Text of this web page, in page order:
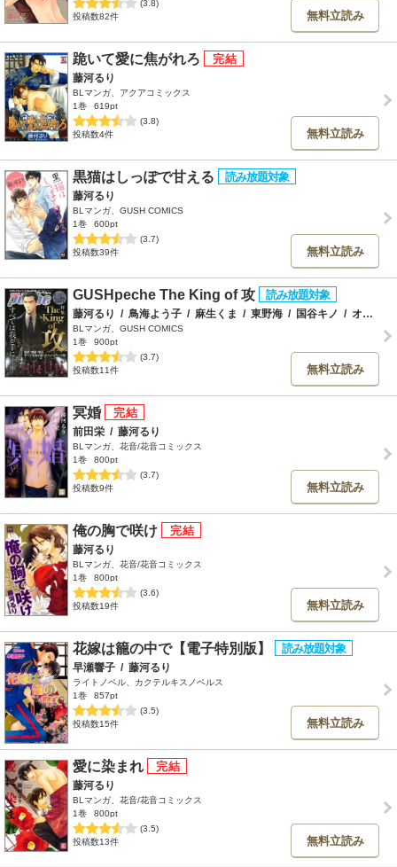
(3.8)
投稿数82件
無料立読み
跪いて愛に焦がれろ
藤河るり
BLマンガ、アクアコミックス
1巻
619pt
(3.8)
投稿数4件
無料立読み
黒猫はしっぽで甘える
藤河るり
BLマンガ、GUSH COMICS
1巻
600pt
(3.7)
投稿数39件
無料立読み
GUSHpeche The King of 攻
藤河るり / 鳥海よう子 / 麻生くま / 東野海 / 国谷キノ / オオヒラヨウ
BLマンガ、GUSH COMICS
1巻
900pt
(3.7)
投稿数11件
無料立読み
冥婚
前田栄 / 藤河るり
BLマンガ、花音/花音コミックス
1巻
800pt
(3.7)
投稿数9件
無料立読み
俺の胸で咲け
藤河るり
BLマンガ、花音/花音コミックス
1巻
800pt
(3.6)
投稿数19件
無料立読み
花嫁は籠の中で【電子特別版】
早瀬響子 / 藤河るり
ライトノベル、カクテルキスノベルス
1巻
857pt
(3.5)
投稿数15件
無料立読み
愛に染まれ
藤河るり
BLマンガ、花音/花音コミックス
1巻
800pt
(3.5)
投稿数13件
無料立読み